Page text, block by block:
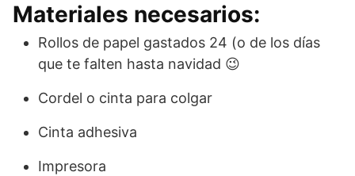
Materiales necesarios:
Rollos de papel gastados 24 (o de los días
que te falten hasta navidad 😉
Cordel o cinta para colgar
Cinta adhesiva
Impresora